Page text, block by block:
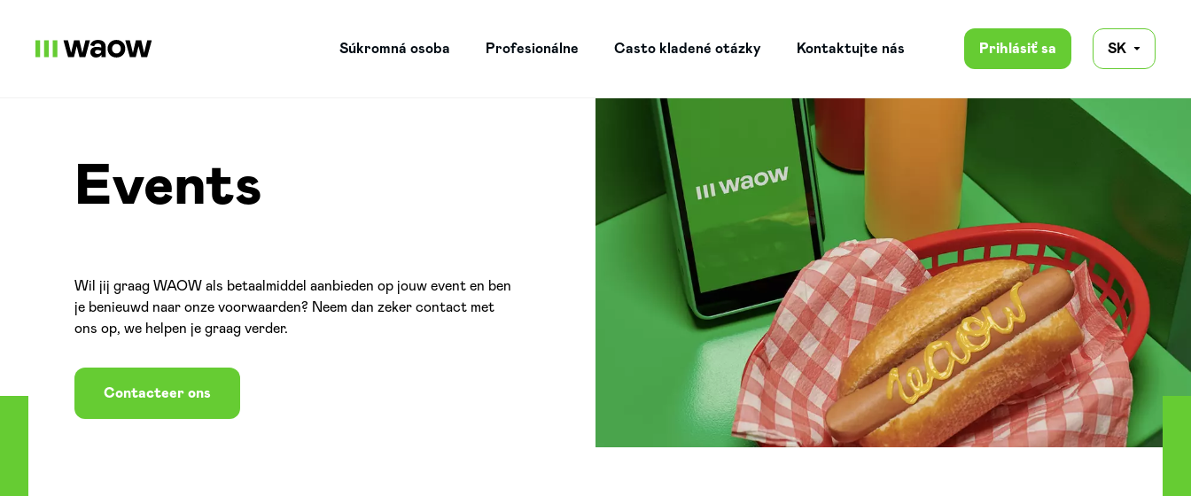
Súkromná osoba Profesionálne Casto kladené otázky Kontaktujte nás Prihlásiť sa SK
Events
Wil jij graag WAOW als betaalmiddel aanbieden op jouw event en ben
je benieuwd naar onze voorwaarden? Neem dan zeker contact met
ons op, we helpen je graag verder.
Contacteer ons